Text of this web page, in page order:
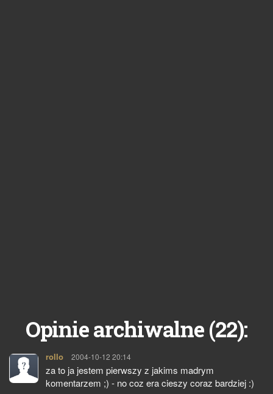
Opinie archiwalne (22):
rollo pisze:
2004-10-12 20:14
za to ja jestem pierwszy z jakims madrym
komentarzem ;) - no coz era cieszy coraz bardziej :)